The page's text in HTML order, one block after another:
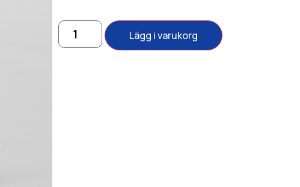
Lägg i varukorg